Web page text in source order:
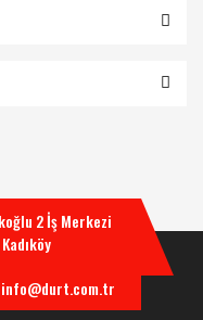
2 İş Merkezi
info@durt.com.tr